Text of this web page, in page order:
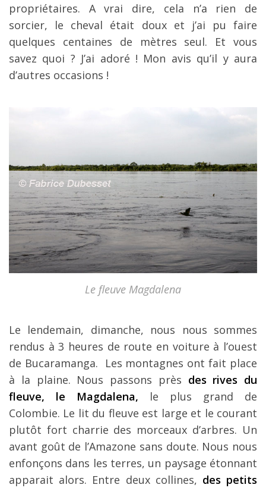
propriétaires. A vrai dire, cela n’a rien de
sorcier, le cheval était doux et j’ai pu faire
quelques centaines de mètres seul. Et vous
savez quoi ? J’ai adoré ! Mon avis qu’il y aura
d’autres occasions !
Le fleuve Magdalena
Le lendemain, dimanche, nous nous sommes
rendus à 3 heures de route en voiture à l’ouest
de Bucaramanga. Les montagnes ont fait place
à la plaine. Nous passons près des rives du
fleuve, le Magdalena, le plus grand de
Colombie. Le lit du fleuve est large et le courant
plutôt fort charrie des morceaux d’arbres. Un
avant goût de l’Amazone sans doute. Nous nous
enfonçons dans les terres, un paysage étonnant
apparait alors. Entre deux collines, des petits